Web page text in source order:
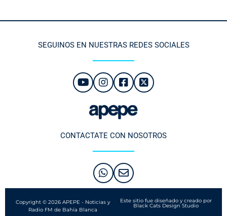
SEGUINOS EN NUESTRAS REDES SOCIALES
CONTACTATE CON NOSOTROS
Copyright © 2026 APEPE - Noticias y
Radio FM de Bahía Blanca
Este sitio fue diseñado y creado por
Black Cats Design Studio